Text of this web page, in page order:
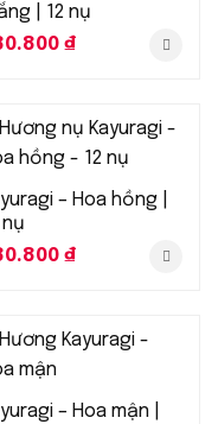
| 12 nụ
₫
– Hoa hồng |
nụ
₫
– Hoa mận |